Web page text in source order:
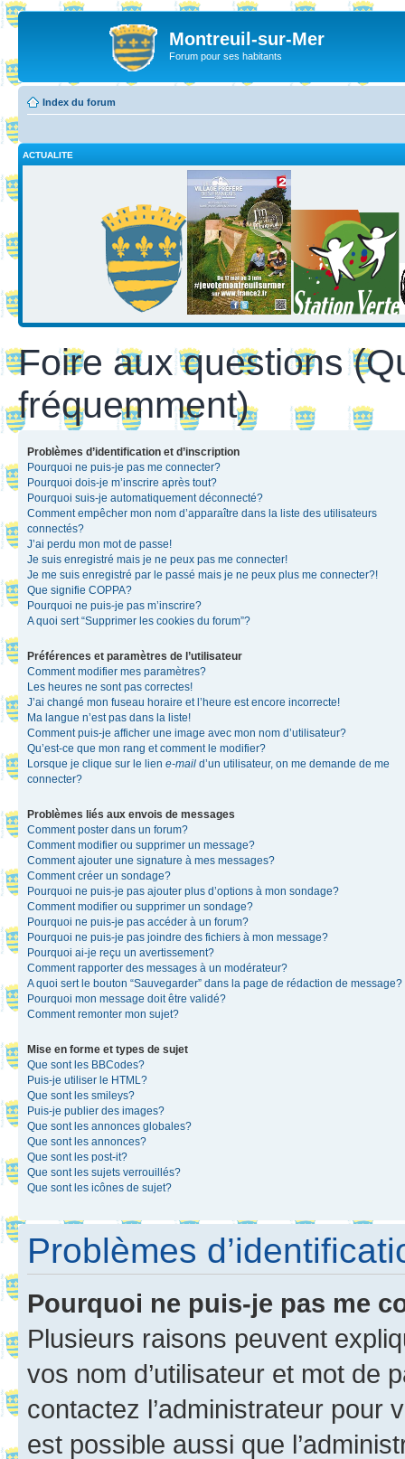
Montreuil-sur-Mer
Forum pour ses habitants
Index du forum
ACTUALITE
Foire aux questions
fréquemment)
Problèmes d’identification et d’inscription
Pourquoi ne puis-je pas me connecter?
Pourquoi dois-je m’inscrire après tout?
Pourquoi suis-je automatiquement déconnecté?
Comment empêcher mon nom d’apparaître dans la liste des utilisateurs
connectés?
J’ai perdu mon mot de passe!
Je suis enregistré mais je ne peux pas me connecter!
Je me suis enregistré par le passé mais je ne peux plus me connecter?!
Que signifie COPPA?
Pourquoi ne puis-je pas m’inscrire?
A quoi sert “Supprimer les cookies du forum”?
Préférences et paramètres de l’utilisateur
Comment modifier mes paramètres?
Les heures ne sont pas correctes!
J’ai changé mon fuseau horaire et l’heure est encore incorrecte!
Ma langue n’est pas dans la liste!
Comment puis-je afficher une image avec mon nom d’utilisateur?
Qu’est-ce que mon rang et comment le modifier?
Lorsque je clique sur le lien e-mail d’un utilisateur, on me demande de me
connecter?
Problèmes liés aux envois de messages
Comment poster dans un forum?
Comment modifier ou supprimer un message?
Comment ajouter une signature à mes messages?
Comment créer un sondage?
Pourquoi ne puis-je pas ajouter plus d’options à mon sondage?
Comment modifier ou supprimer un sondage?
Pourquoi ne puis-je pas accéder à un forum?
Pourquoi ne puis-je pas joindre des fichiers à mon message?
Pourquoi ai-je reçu un avertissement?
Comment rapporter des messages à un modérateur?
A quoi sert le bouton “Sauvegarder” dans la page de rédaction de message?
Pourquoi mon message doit être validé?
Comment remonter mon sujet?
Mise en forme et types de sujet
Que sont les BBCodes?
Puis-je utiliser le HTML?
Que sont les smileys?
Puis-je publier des images?
Que sont les annonces globales?
Que sont les annonces?
Que sont les post-it?
Que sont les sujets verrouillés?
Que sont les icônes de sujet?
Problèmes
Pourquoi ne puis-je pas me
Plusieurs raisons peuvent
vos nom d’utilisateur et mot de
contactez l’administrateur pour
est possible aussi que